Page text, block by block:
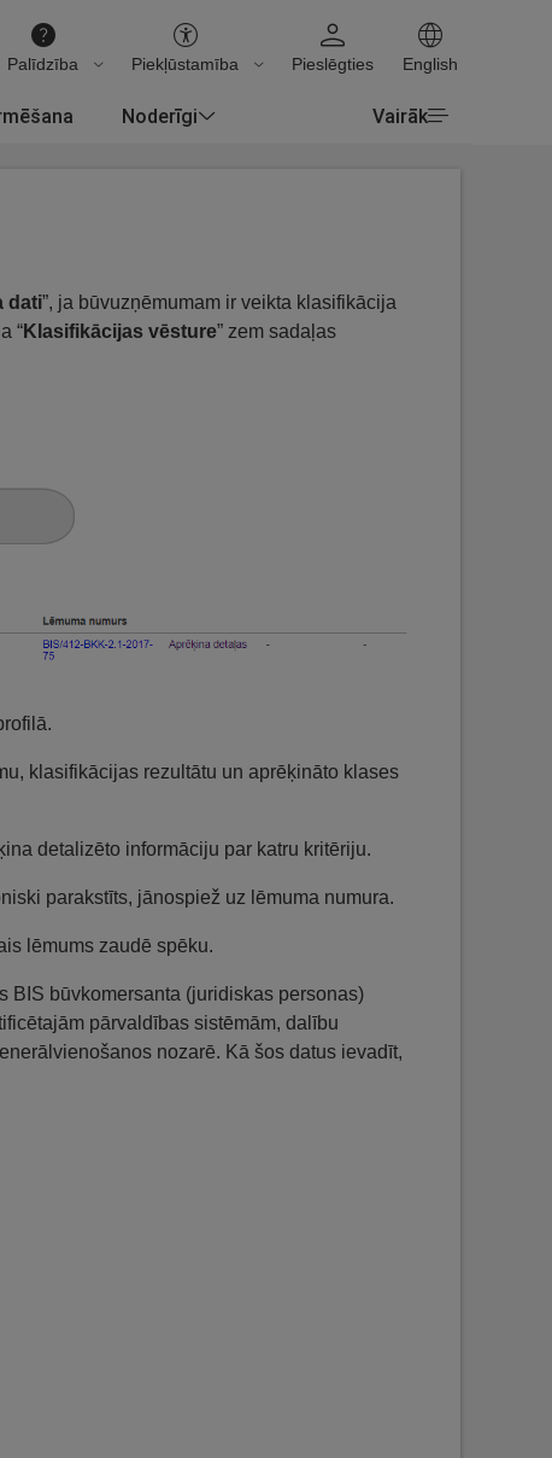
Palīdzība Piekļūstamība Pieslēgties English
Noderīgi Vairāk
dati”, ja būvuzņēmumam ir veikta klasifikācija
“Klasifikācijas vēsture” zem sadaļas
klasifikācijas rezultātu un aprēķināto klases
detalizēto informāciju par katru kritēriju.
parakstīts, jānospiež uz lēmuma numura.
lēmums zaudē spēku.
BIS būvkomersanta (juridiskas personas)
pārvaldības sistēmām, dalību
nozarē. Kā šos datus ievadīt,